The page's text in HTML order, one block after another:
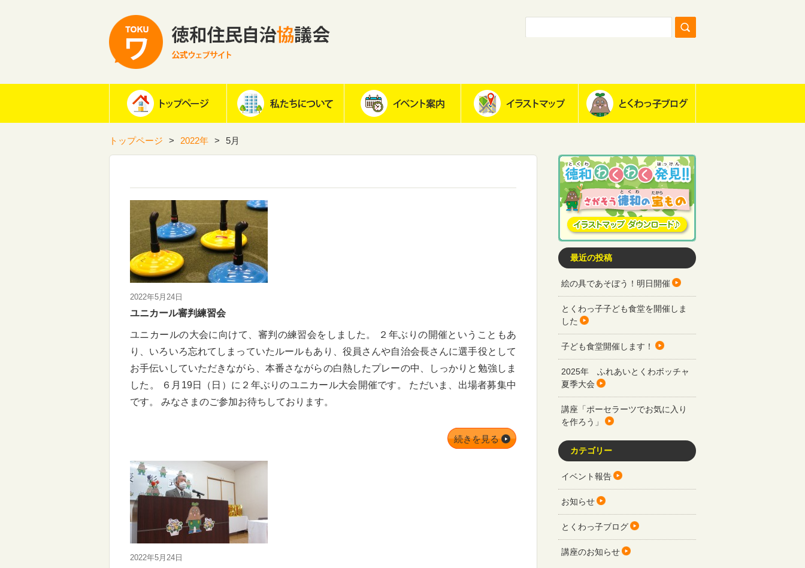
トップページ 2022年 5月
2022年5月24日
ユニカール審判練習会
ユニカールの大会に向けて、審判の練習会をしました。 ２年ぶりの開催ということもあ
り、いろいろ忘れてしまっていたルールもあり、役員さんや自治会長さんに選手役として
お手伝いしていただきながら、本番さながらの白熱したプレーの中、しっかりと勉強しま
した。 ６月19日（日）に２年ぶりのユニカール大会開催です。 ただいま、出場者募集中
です。 みなさまのご参加お待ちしております。
続きを見る
2022年5月24日
最近の投稿
絵の具であそぼう！明日開催
とくわっ子子ども食堂を開催しま
した
子ども食堂開催します！
2025年 ふれあいとくわボッチャ
夏季大会
講座「ポーセラーツでお気に入り
を作ろう」
カテゴリー
イベント報告
お知らせ
とくわっ子ブログ
講座のお知らせ